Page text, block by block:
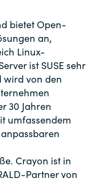
Trainings
bietet Open-
an,
Linux-
ist SUSE sehr
wird von den
30 Jahren
umfassendem
Crayon ist in
Partner von